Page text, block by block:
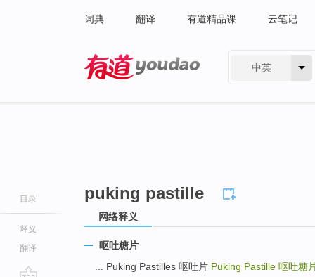
词典 翻译 有道精品课 云笔记
中英
目录
释义
翻译
puking pastille
网络释义
呕吐糖片
... Puking Pastilles 呕吐片 Puking Pastille 呕吐糖